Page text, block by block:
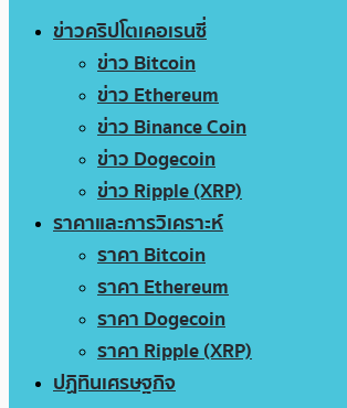
ข่าวคริปโตเคอเรนซี่
ข่าว Bitcoin
ข่าว Ethereum
ข่าว Binance Coin
ข่าว Dogecoin
ข่าว Ripple (XRP)
ราคาและการวิเคราะห์
ราคา Bitcoin
ราคา Ethereum
ราคา Dogecoin
ราคา Ripple (XRP)
ปฏิทินเศรษฐกิจ